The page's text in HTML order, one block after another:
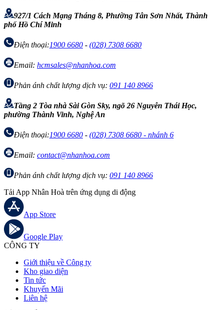
927/1 Cách Mạng Tháng 8, Phường Tân Sơn Nhất, Thành
phố Hồ Chí Minh
Điện thoại:1900 6680 - (028) 7308 6680
Email: hcmsales@nhanhoa.com
Phản ánh chất lượng dịch vụ: 091 140 8966
Tầng 2 Tòa nhà Sài Gòn Sky, ngõ 26 Nguyễn Thái Học,
phường Thành Vinh, Nghệ An
Điện thoại:1900 6680 - (028) 7308 6680 - nhánh 6
Email: contact@nhanhoa.com
Phản ánh chất lượng dịch vụ: 091 140 8966
Tải App Nhân Hoà trên ứng dụng di động
App Store
Google Play
CÔNG TY
Giới thiệu về Công ty
Kho giao diện
Tin tức
Khuyến Mãi
Liên hệ